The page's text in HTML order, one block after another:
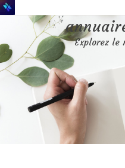
Aller
au
Explorez le